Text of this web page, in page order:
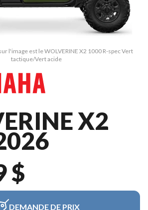
l'image est le WOLVERINE X2 1000 R-spec Vert
tactique/Vert acide
X2
$
DEMANDE DE PRIX